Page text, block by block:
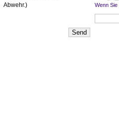
Abwehr.)
Wenn